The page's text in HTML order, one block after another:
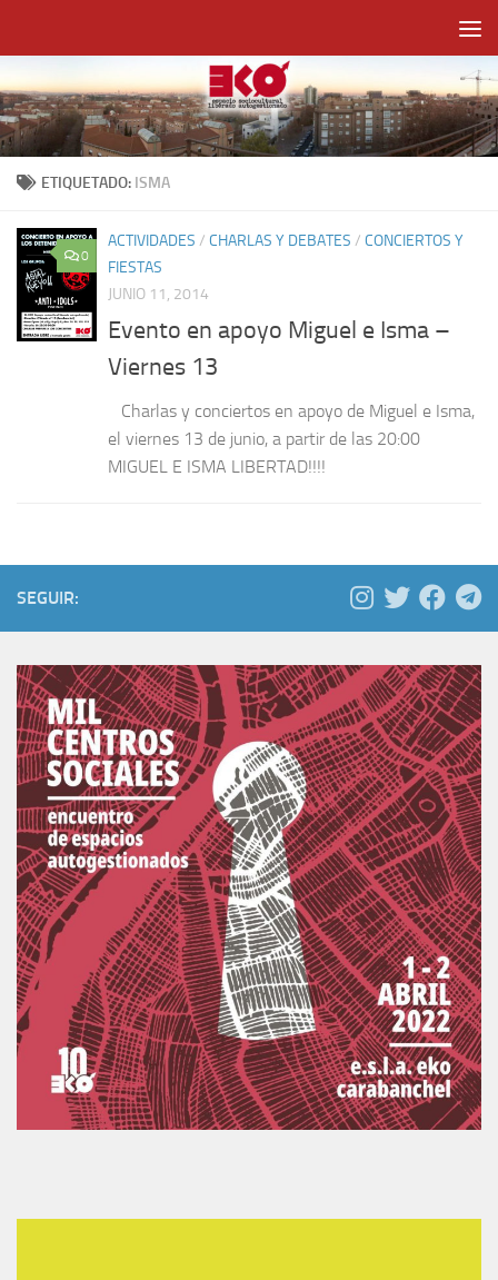
ETIQUETADO: ISMA
0
ACTIVIDADES / CHARLAS Y DEBATES / CONCIERTOS Y
FIESTAS
JUNIO 11, 2014
Evento en apoyo Miguel e Isma –
Viernes 13
Charlas y conciertos en apoyo de Miguel e Isma,
el viernes 13 de junio, a partir de las 20:00
MIGUEL E ISMA LIBERTAD!!!!
SEGUIR: